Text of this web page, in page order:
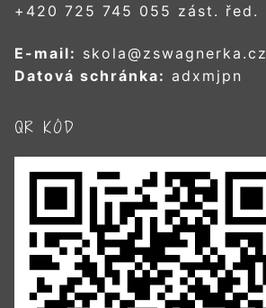
+420 725 745 055 zást. řed.
E-mail: skola@zswagnerka.cz
Datová schránka: adxmjpn
QR KÓD